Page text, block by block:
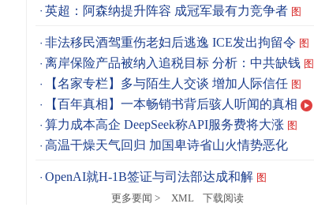
英超：阿森纳提升阵容 成冠军最有力竞争者 图
非法移民酒驾重伤老妇后逃逸 ICE发出拘留令 图
离岸保险产品被纳入追税目标 分析：中共缺钱 图
【名家专栏】多与陌生人交谈 增加人际信任 图
【百年真相】一本畅销书背后骇人听闻的真相
算力成本高企 DeepSeek称API服务费将大涨 图
高温干燥天气回归 加国卑诗省山火情势恶化
OpenAI就H-1B签证与司法部达成和解 图
更多要闻 >
XML 下载阅读